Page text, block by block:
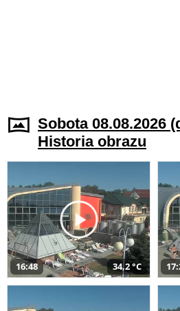
Sobota 08.08.2026
Historia obrazu
16:48 34,2 °C